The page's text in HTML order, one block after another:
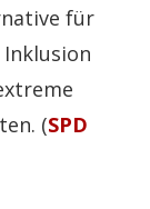
für
(SPD